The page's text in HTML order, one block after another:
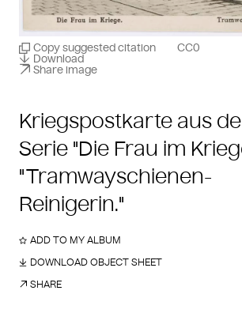
Kriegspostkarte aus
Serie "Die Frau im
"Tramwayschienen-
Reinigerin."
Copy suggested citation
Download
Share image
CC0
ADD TO MY ALBUM
DOWNLOAD OBJECT SHEET
SHARE